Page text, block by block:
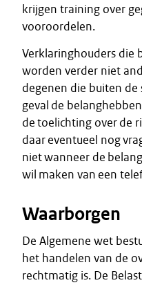
krijgen training over
vooroordelen.
Verklaringhouders die
worden verder niet
degenen die buiten de
geval de
de toelichting over de
daar eventueel nog
niet wanneer de
wil maken van een
Waarborgen
De Algemene wet
het handelen van de
rechtmatig is. De